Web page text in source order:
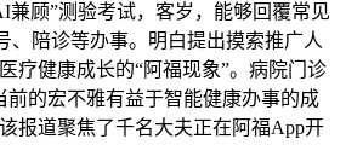
顾”测验考试，客岁，能够回覆常见
、陪诊等办事。明白提出摸索推广人
疗健康成长的“阿福现象”。病院门诊
的宏不雅有益于智能健康办事的成
报道聚焦了千名大夫正在阿福App开